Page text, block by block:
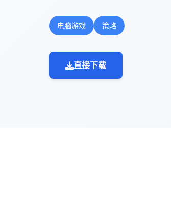
电脑游戏 策略
直接下载